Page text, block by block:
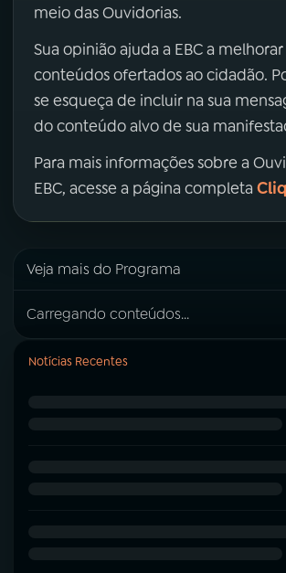
meio das Ouvidorias.
Sua opinião ajuda a EBC a
conteúdos ofertados ao cidadão.
se esqueça de incluir na sua
do conteúdo alvo de sua
Para mais informações sobre a
EBC, acesse a página completa
Veja mais do Programa
Carregando conteúdos...
Notícias Recentes